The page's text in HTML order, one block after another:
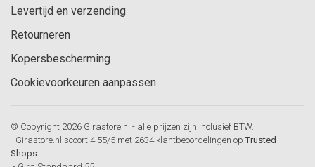
Levertijd en verzending
Retourneren
Kopersbescherming
Cookievoorkeuren aanpassen
© Copyright 2026 Girastore.nl - alle prijzen zijn inclusief BTW.
- Girastore.nl scoort 4.55/5 met 2634 klantbeoordelingen op Trusted
Shops